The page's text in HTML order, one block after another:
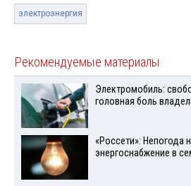
электроэнергия
Рекомендуемые материалы
Электромобиль:
головная боль
«Россети»: Непогода
энергоснабжение в